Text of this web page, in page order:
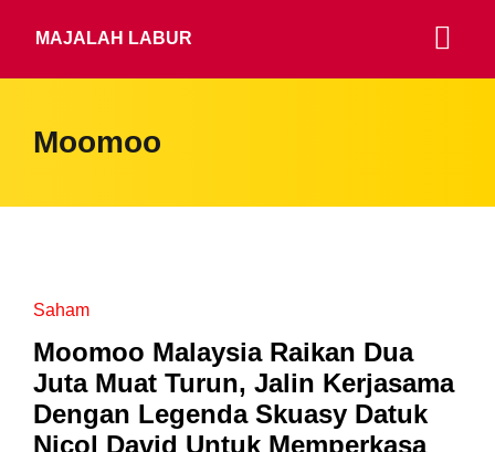
MAJALAH LABUR
Moomoo
Saham
Moomoo Malaysia Raikan Dua
Juta Muat Turun, Jalin Kerjasama
Dengan Legenda Skuasy Datuk
Nicol David Untuk Memperkasa